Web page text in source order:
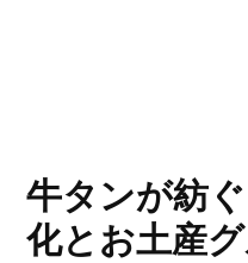
牛タンが紡
化とお土産